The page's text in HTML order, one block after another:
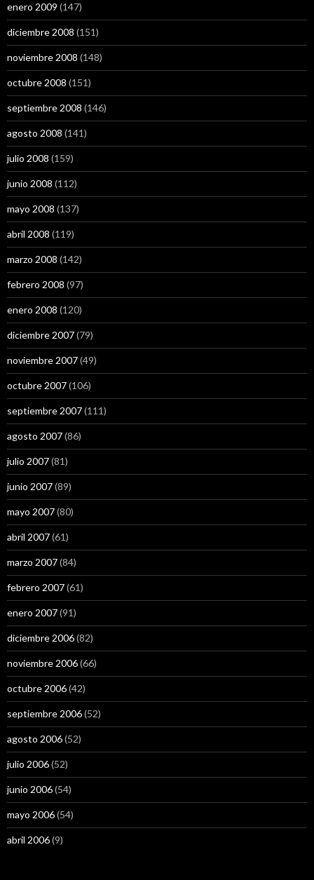
enero 2009 (147)
diciembre 2008 (151)
noviembre 2008 (148)
octubre 2008 (151)
septiembre 2008 (146)
agosto 2008 (141)
julio 2008 (159)
junio 2008 (112)
mayo 2008 (137)
abril 2008 (119)
marzo 2008 (142)
febrero 2008 (97)
enero 2008 (120)
diciembre 2007(79)
noviembre 2007(49)
octubre 2007(106)
septiembre 2007(111)
agosto 2007(86)
julio 2007(81)
junio 2007(89)
mayo 2007(80)
abril 2007(61)
marzo 2007(84)
febrero 2007(61)
enero 2007(91)
diciembre 2006(82)
noviembre 2006(66)
octubre 2006(42)
septiembre 2006(52)
agosto 2006(52)
julio 2006(52)
junio 2006(54)
mayo 2006(54)
abril 2006(9)